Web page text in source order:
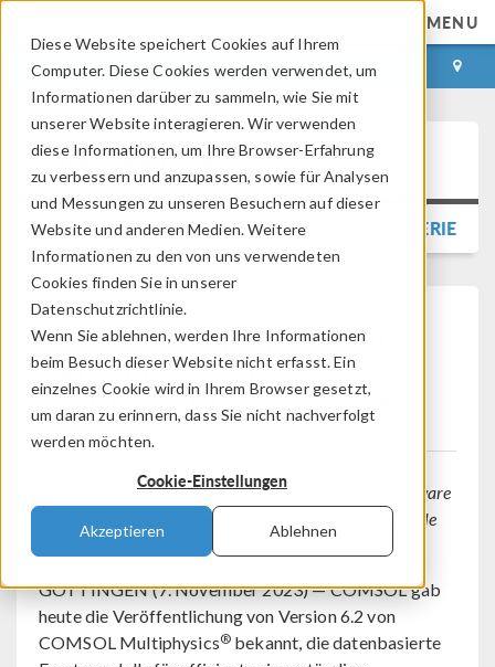
Diese Website speichert Cookies auf Ihrem
Computer. Diese Cookies werden verwendet, um
Informationen darüber zu sammeln, wie Sie mit
unserer Website interagieren. Wir verwenden
diese Informationen, um Ihre Browser-Erfahrung
zu verbessern und anzupassen, sowie für Analysen
und Messungen zu unseren Besuchern auf dieser
Website und anderen Medien. Weitere
Informationen zu den von uns verwendeten
Cookies finden Sie in unserer
Datenschutzrichtlinie.
Wenn Sie ablehnen, werden Ihre Informationen
beim Besuch dieser Website nicht erfasst. Ein
einzelnes Cookie wird in Ihrem Browser gesetzt,
um daran zu erinnern, dass Sie nicht nachverfolgt
werden möchten.
Cookie-Einstellungen
Akzeptieren Ablehnen
MENU
ANMELDEN KONTAKT
Press Release
ZURÜCK ZUR PRESSEMITTEILUNGSGALERIE
COMSOL veröffentlicht
Version 6.2 von
COMSOL Multiphysics
Die neueste Version der Multiphysik-Simulationssoftware
beschleunigt die Berechnungen und führt Ersatzmodelle
GÖTTINGEN (7. November 2023) — COMSOL gab
heute die Veröffentlichung von Version 6.2 von
COMSOL Multiphysics® bekannt, die datenbasierte